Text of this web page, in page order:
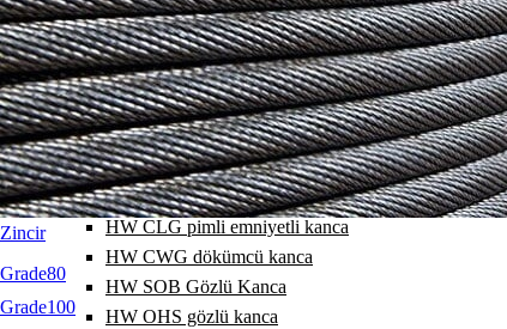
Zincir
Grade80
Grade100
HW A4 halka 4 bacak
HW EG sonlama halkası
HW SGB pimli kanca
HW GHK pimli kanca
HW GHS pimli kanca
HW SGCS pimli kanca
HW AHG pimli emniyetli kanca
HW CLG pimli emniyetli kanca
HW CWG dökümcü kanca
HW SOB Gözlü Kanca
HW OHS gözlü kanca